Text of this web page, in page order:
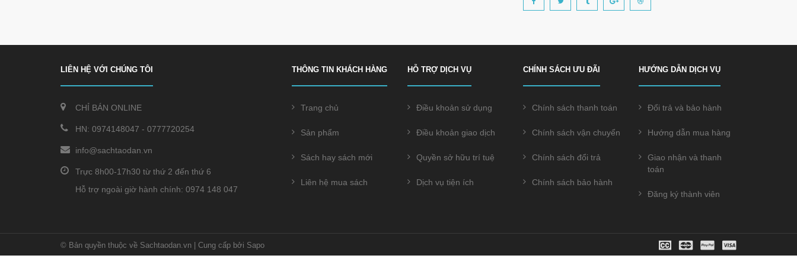
LIÊN HỆ VỚI CHÚNG TÔI
CHỈ BÁN ONLINE
HN: 0974148047 - 0777720254
info@sachtaodan.vn
Trực 8h00-17h30 từ thứ 2 đến thứ 6
Hỗ trợ ngoài giờ hành chính: 0974 148 047
THÔNG TIN KHÁCH HÀNG
Trang chủ
Sản phẩm
Sách hay sách mới
Liên hệ mua sách
HỖ TRỢ DỊCH VỤ
Điều khoản sử dụng
Điều khoản giao dịch
Quyền sở hữu trí tuệ
Dịch vụ tiện ích
CHÍNH SÁCH ƯU ĐÃI
Chính sách thanh toán
Chính sách vận chuyển
Chính sách đổi trả
Chính sách bảo hành
HƯỚNG DẪN DỊCH VỤ
Đổi trả và bảo hành
Hướng dẫn mua hàng
Giao nhận và thanh
toán
Đăng ký thành viên
© Bản quyền thuộc về Sachtaodan.vn Cung cấp bởi Sapo